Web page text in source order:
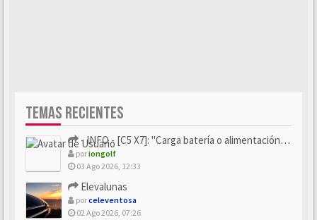
TEMAS RECIENTES
- INFO - [C5 X7]: "Carga batería o alimentación eléctri...
poriongolf
03 Ago 2026, 12:33
Elevalunas
porceleventosa
02 Ago 2026, 07:26